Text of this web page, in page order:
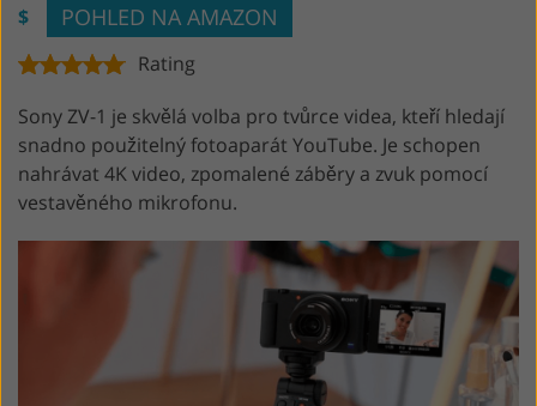
$ POHLED NA AMAZON
Rating
Sony ZV-1 je skvělá volba pro tvůrce videa, kteří hledají
snadno použitelný fotoaparát YouTube. Je schopen
nahrávat 4K video, zpomalené záběry a zvuk pomocí
vestavěného mikrofonu.